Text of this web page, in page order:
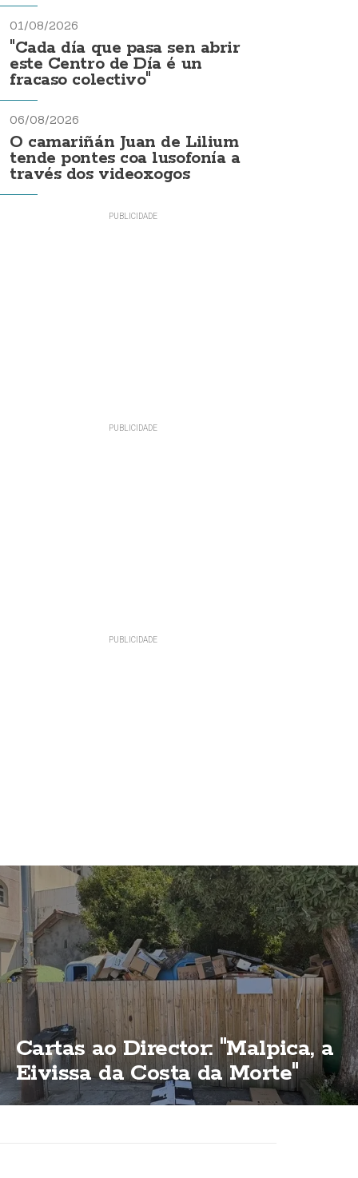
01/08/2026
"Cada día que pasa sen abrir
este Centro de Día é un
fracaso colectivo"
06/08/2026
O camariñán Juan de Lilium
tende pontes coa lusofonía a
través dos videoxogos
Cartas ao Director: "Malpica, a
Eivissa da Costa da Morte"